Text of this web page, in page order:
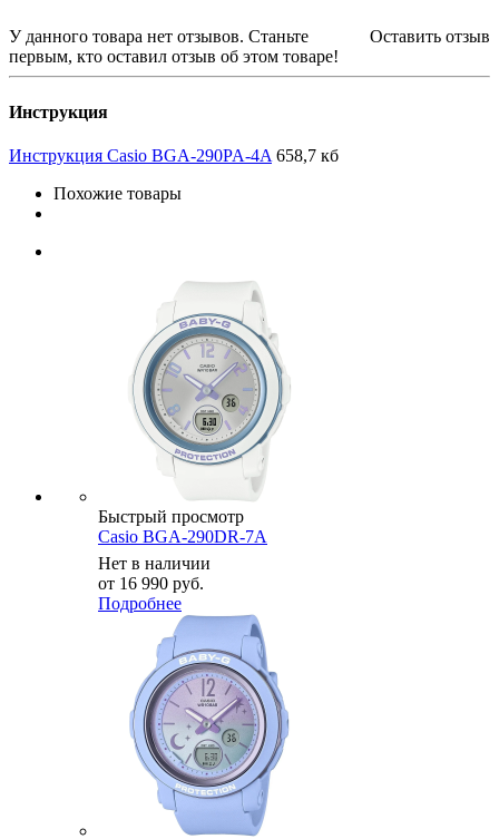
Оставить отзыв
У данного товара нет отзывов. Станьте
первым, кто оставил отзыв об этом товаре!
Инструкция
Инструкция Casio BGA-290PA-4A 658,7 кб
Похожие товары
Быстрый просмотр
Casio BGA-290DR-7A
Нет в наличии
от 16 990 руб.
Подробнее